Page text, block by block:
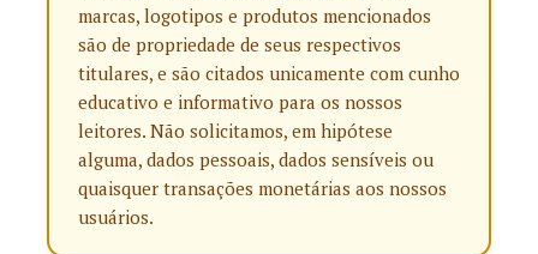
marcas, logotipos e produtos mencionados
são de propriedade de seus respectivos
titulares, e são citados unicamente com cunho
educativo e informativo para os nossos
leitores. Não solicitamos, em hipótese
alguma, dados pessoais, dados sensíveis ou
quaisquer transações monetárias aos nossos
usuários.